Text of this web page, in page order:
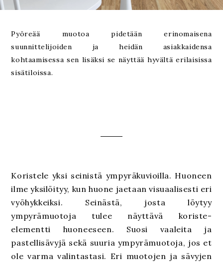
Pyöreää muotoa pidetään erinomaisena
suunnittelijoiden ja heidän asiakkaidensa
kohtaamisessa sen lisäksi se näyttää hyvältä erilaisissa
sisätiloissa.
Koristele yksi seinistä ympyräkuvioilla. Huoneen
ilme yksilöityy, kun huone jaetaan visuaalisesti eri
vyöhykkeiksi. Seinästä, josta löytyy
ympyrämuotoja tulee näyttävä koriste-
elementti huoneeseen. Suosi vaaleita ja
pastellisävyjä sekä suuria ympyrämuotoja, jos et
ole varma valintastasi. Eri muotojen ja sävyjen